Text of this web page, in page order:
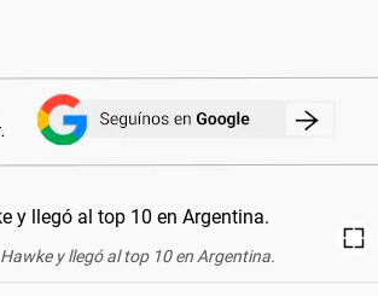
y llegó al top 10 en Argentina.